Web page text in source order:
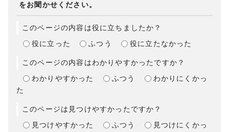
をお聞かせください。
このページの内容は役に立ちましたか？
役に立った
ふつう 役に立たなかった
このページの内容はわかりやすかったですか？
わかりやすかった
ふつう
わかりにくかっ
た
このページは見つけやすかったですか？
見つけやすかった
ふつう
見つけにくかっ